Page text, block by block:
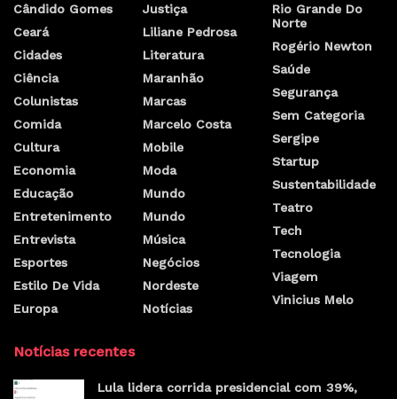
Cândido Gomes
Ceará
Cidades
Ciência
Colunistas
Comida
Cultura
Economia
Educação
Entretenimento
Entrevista
Esportes
Estilo De Vida
Europa
Justiça
Liliane Pedrosa
Literatura
Maranhão
Marcas
Marcelo Costa
Mobile
Moda
Mundo
Mundo
Música
Negócios
Nordeste
Notícias
Rio Grande Do
Norte
Rogério Newton
Saúde
Segurança
Sem Categoria
Sergipe
Startup
Sustentabilidade
Teatro
Tech
Tecnologia
Viagem
Vinicius Melo
Notícias recentes
Lula lidera corrida presidencial com 39%,